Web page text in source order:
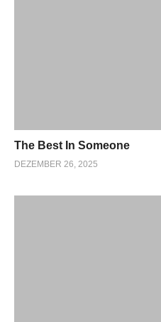
The Best In Someone
DEZEMBER 26, 2025